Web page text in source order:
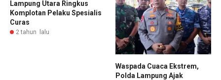
Lampung Utara Ringkus
Komplotan Pelaku Spesialis
Curas
2 tahun lalu
Waspada Cuaca Ekstrem,
Polda Lampung Ajak